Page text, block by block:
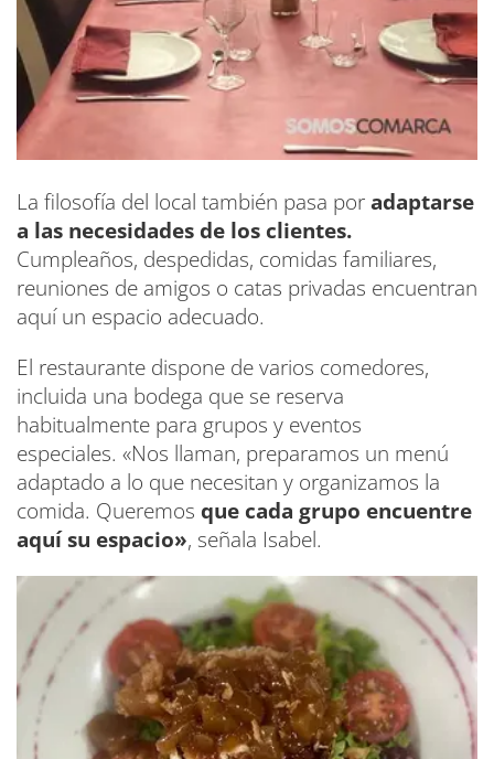
La filosofía del local también pasa poradaptarse
a las necesidades de los clientes.
Cumpleaños, despedidas, comidas familiares,
reuniones de amigos o catas privadas encuentran
aquí un espacio adecuado.
El restaurante dispone de varios comedores,
incluida una bodega que se reserva
habitualmente para grupos y eventos
especiales. «Nos llaman, preparamos un menú
adaptado a lo que necesitan y organizamos la
comida. Queremos que cada grupo encuentre
aquí su espacio», señala Isabel.